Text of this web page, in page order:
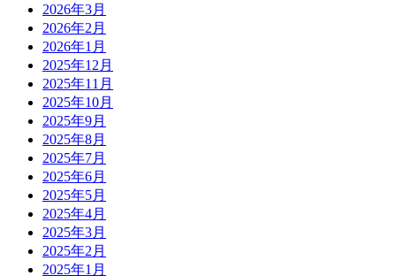
2026年3月
2026年2月
2026年1月
2025年12月
2025年11月
2025年10月
2025年9月
2025年8月
2025年7月
2025年6月
2025年5月
2025年4月
2025年3月
2025年2月
2025年1月